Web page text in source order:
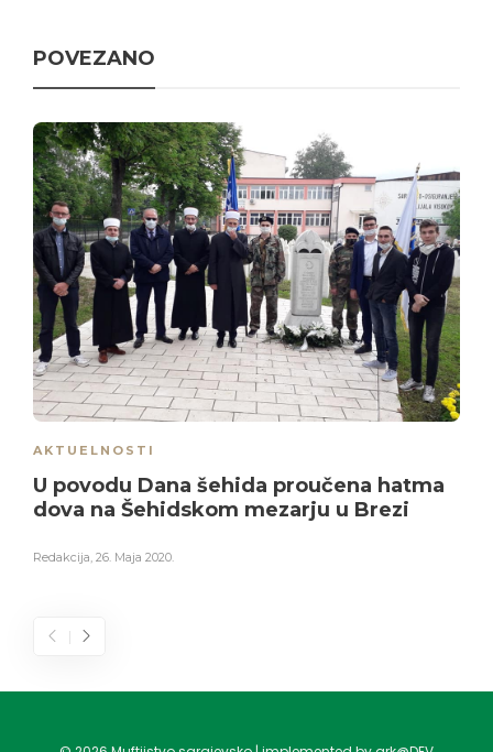
POVEZANO
AKTUELNOSTI
U povodu Dana šehida proučena hatma
dova na Šehidskom mezarju u Brezi
Redakcija 26. Maja 2020.